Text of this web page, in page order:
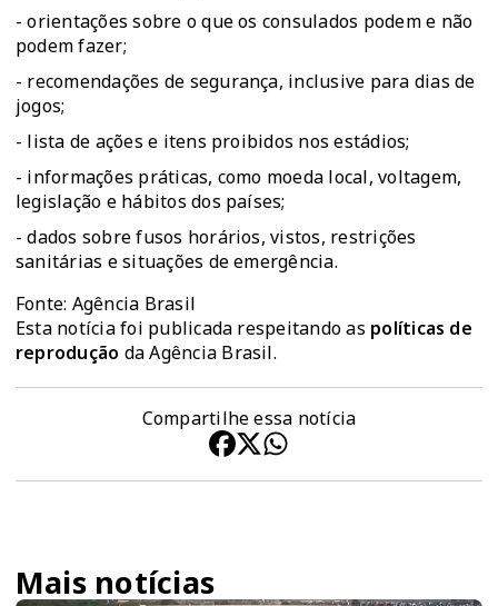
- orientações sobre o que os consulados podem e não
podem fazer;
- recomendações de segurança, inclusive para dias de
jogos;
- lista de ações e itens proibidos nos estádios;
- informações práticas, como moeda local, voltagem,
legislação e hábitos dos países;
- dados sobre fusos horários, vistos, restrições
sanitárias e situações de emergência.
Fonte: Agência Brasil
Esta notícia foi publicada respeitando as políticas de
reprodução da Agência Brasil.
Compartilhe essa notícia
Mais notícias